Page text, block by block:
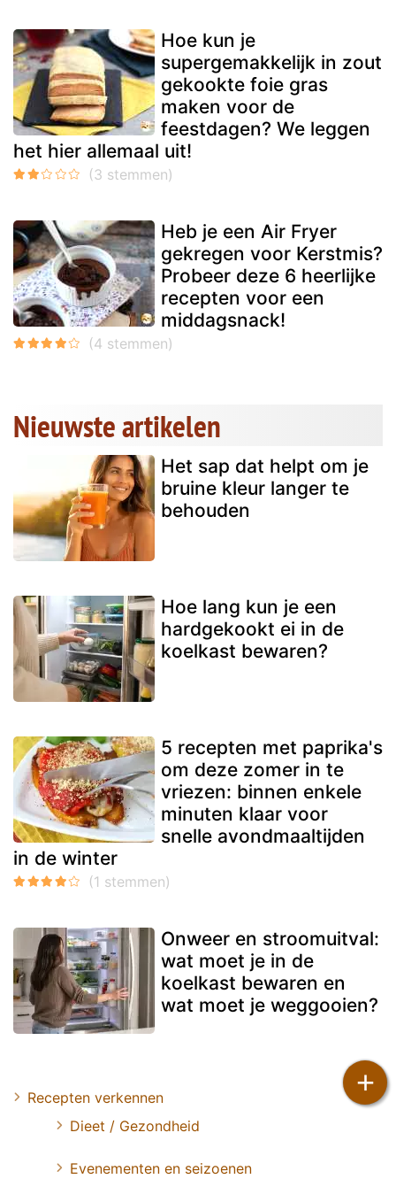
+
Hoe kun je
supergemakkelijk in zout
gekookte foie gras
maken voor de
feestdagen? We leggen
het hier allemaal uit!
Heb je een Air Fryer
gekregen voor Kerstmis?
Probeer deze 6 heerlijke
recepten voor een
middagsnack!
Nieuwste artikelen
Het sap dat helpt om je
bruine kleur langer te
behouden
Hoe lang kun je een
hardgekookt ei in de
koelkast bewaren?
5 recepten met paprika's
om deze zomer in te
vriezen: binnen enkele
minuten klaar voor
snelle avondmaaltijden
in de winter
Onweer en stroomuitval:
wat moet je in de
koelkast bewaren en
wat moet je weggooien?
Recepten verkennen
Dieet / Gezondheid
Evenementen en seizoenen